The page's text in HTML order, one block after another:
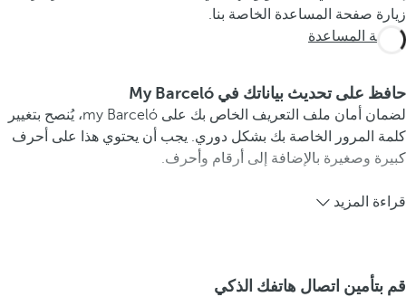
زيارة صفحة المساعدة الخاصة بنا.
صفحة المساعدة
حافظ على تحديث بياناتك في My Barceló
لضمان أمان ملف التعريف الخاص بك على my Barceló، يُنصح بتغيير
كلمة المرور الخاصة بك بشكل دوري. يجب أن يحتوي هذا على أحرف
كبيرة وصغيرة بالإضافة إلى أرقام وأحرف.
قراءة المزيد
قم بتأمين اتصال هاتفك الذكي